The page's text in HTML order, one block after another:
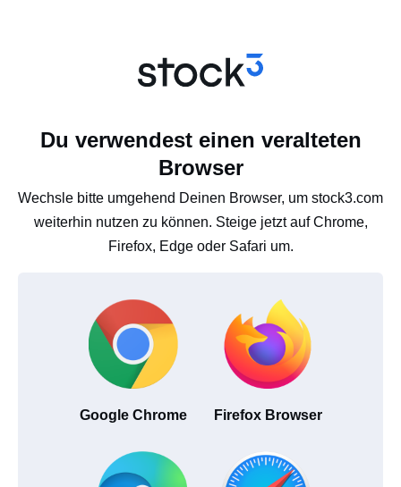
Du verwendest einen veralteten
Browser
Wechsle bitte umgehend Deinen Browser, um stock3.com
weiterhin nutzen zu können. Steige jetzt auf Chrome,
Firefox, Edge oder Safari um.
Google Chrome Firefox Browser